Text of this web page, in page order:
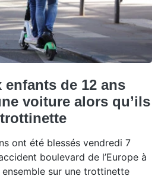
de 12 ans
voiture alors qu’ils
ont été blessés vendredi 7
boulevard de l’Europe à
sur une trottinette